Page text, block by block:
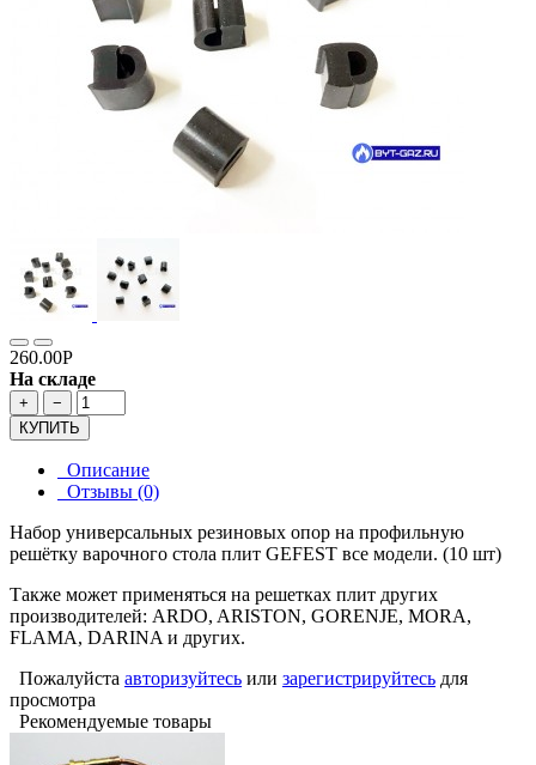
260.00Р
На складе
+
−
КУПИТЬ
Описание
Отзывы (0)
Набор универсальных резиновых опор на профильную
решётку варочного стола плит GEFEST все модели. (10 шт)
Также может применяться на решетках плит других
производителей: ARDO, ARISTON, GORENJE, MORA,
FLAMA, DARINA и других.
Пожалуйста авторизуйтесь или зарегистрируйтесь для
просмотра
Рекомендуемые товары